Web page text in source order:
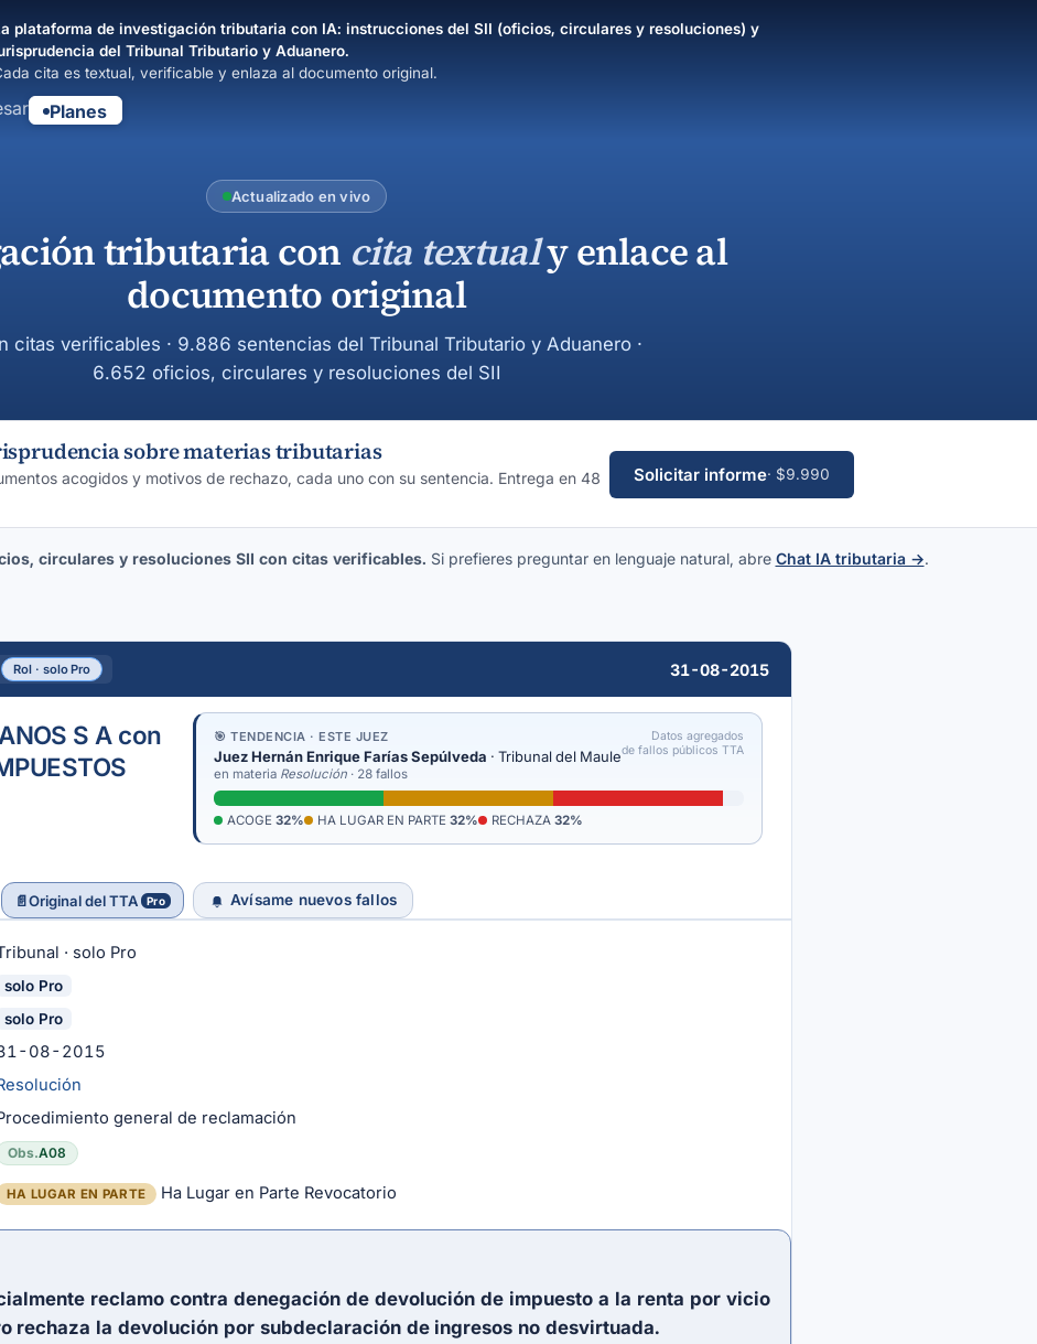
plataforma de investigación tributaria con IA: instrucciones del SII (oficios, circulares y resoluciones) y
del Tribunal Tributario y Aduanero.
cita es textual, verificable y enlaza al documento original.
Planes
Actualizado en vivo
tributaria con cita textualy enlace al
documento original
citas verificables · 9.886 sentencias del Tribunal Tributario y Aduanero ·
6.652 oficios, circulares y resoluciones del SII
sobre materias tributarias
acogidos y motivos de rechazo, cada uno con su sentencia. Entrega en 48
Solicitar informe· $9.990
circulares y resoluciones SII con citas verificables. Si prefieres preguntar en lenguaje natural, abre Chat IA tributaria →.
Rol · solo Pro 31-08-2015
S A con
🎯 TENDENCIA · ESTE JUEZ
Juez Hernán Enrique Farías Sepúlveda · Tribunal del Maule
en materia Resolución · 28 fallos
Datos agregados
de fallos públicos TTA
ACOGE 32% HA LUGAR EN PARTE 32% RECHAZA 32%
📄Original del TTA Pro Avísame nuevos fallos
· solo Pro
solo Pro
solo Pro
08-2015
general de reclamación
Obs.A08
HA LUGAR EN PARTE Ha Lugar en Parte Revocatorio
reclamo contra denegación de devolución de impuesto a la renta por vicio
rechaza la devolución por subdeclaración de ingresos no desvirtuada.